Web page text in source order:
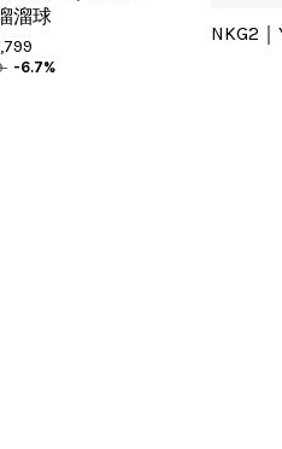
溜球
-6.7%
NKG2